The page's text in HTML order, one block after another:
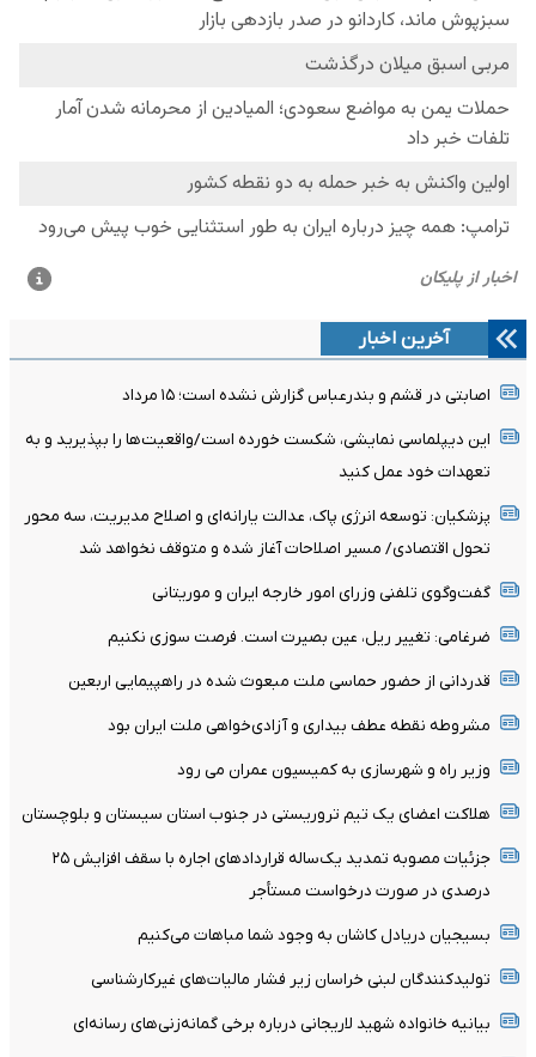
آخرین اخبار
اصابتی در قشم و بندرعباس گزارش نشده است؛ ۱۵ مرداد
این دیپلماسی نمایشی، شکست خورده است/واقعیت‌ها را بپذیرید و به
تعهدات خود عمل کنید
پزشکیان: توسعه انرژی پاک، عدالت یارانه‌ای و اصلاح مدیریت، سه محور
تحول اقتصادی/ مسیر اصلاحات آغاز شده و متوقف نخواهد شد
گفت‌وگوی تلفنی وزرای امور خارجه ایران و موریتانی
ضرغامی: تغییر ریل، عین بصیرت است. فرصت سوزی نکنیم
قدردانی از حضور حماسی ملت مبعوث شده در راهپیمایی اربعین
مشروطه نقطه عطف بیداری و آزادی‌خواهی ملت ایران بود
وزیر راه و شهرسازی به کمیسیون عمران می رود
هلاکت اعضای یک تیم تروریستی در جنوب استان سیستان و بلوچستان
جزئیات مصوبه تمدید یک‌ساله قرارداد‌های اجاره با سقف افزایش ۲۵
درصدی در صورت درخواست مستأجر
بسیجیان‌ دریادل‌ کاشان به‌ وجود شما مباهات می‌کنیم
تولیدکنندگان لبنی خراسان زیر فشار مالیات‌های غیرکارشناسی
بیانیه خانواده شهید لاریجانی درباره برخی گمانه‌زنی‌های رسانه‌ای